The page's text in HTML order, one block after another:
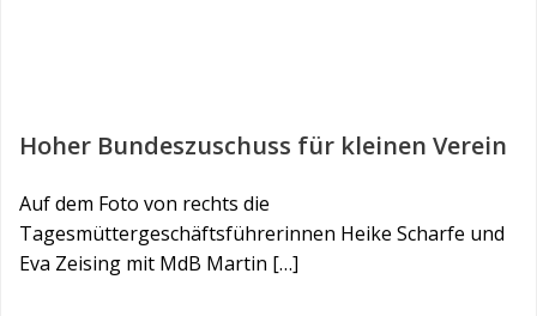
Hoher Bundeszuschuss für kleinen Verein
Auf dem Foto von rechts die
Tagesmüttergeschäftsführerinnen Heike Scharfe und
Eva Zeising mit MdB Martin […]